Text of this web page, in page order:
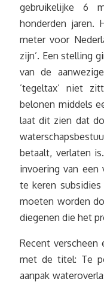
gebruikelijke 6
honderden
meter voor
zijn’. Een stelling
van de
’tegeltax’ niet
belonen middels
laat dit zien dat
betaalt, verlaten
invoering van een
te keren
moeten worden
diegenen die het
Recent verscheen
met de titel: Te
aanpak